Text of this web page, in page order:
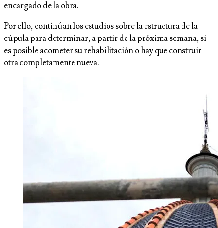
encargado de la obra.
Por ello, continúan los estudios sobre la estructura de la
cúpula para determinar, a partir de la próxima semana, si
es posible acometer su rehabilitación o hay que construir
otra completamente nueva.